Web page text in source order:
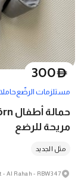
D
300
مستلزمات الرضّع
مريحة للرضع
مثل الجديد
47 Ar Rahah St - Al Rahah - RBW3